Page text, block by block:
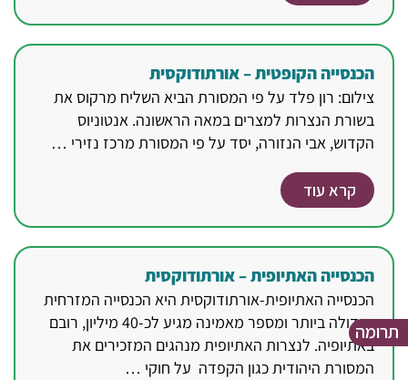
הכנסייה הקופטית – אורתודוקסית
צילום: רון פלד על פי המסורת הביא השליח מרקוס את
בשורת הנצרות למצרים במאה הראשונה. אנטוניוס
הקדוש, אבי הנזורה, יסד על פי המסורת מרכז נזירי …
קרא עוד
הכנסייה האתיופית – אורתודוקסית
הכנסייה האתיופית-אורתודוקסית היא הכנסייה המזרחית
הגדולה ביותר ומספר מאמינה מגיע לכ-40 מיליון, רובם
באתיופיה. לנצרות האתיופית מנהגים המזכירים את
המסורת היהודית כגון הקפדה על חוקי …
תרומה